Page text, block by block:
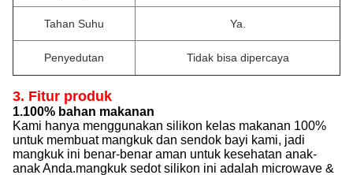
Tahan Suhu Ya.
Penyedutan Tidak bisa dipercaya
3. Fitur produk
1.100% bahan makanan
Kami hanya menggunakan silikon kelas makanan 100%
untuk membuat mangkuk dan sendok bayi kami, jadi
mangkuk ini benar-benar aman untuk kesehatan anak-
anak Anda.mangkuk sedot silikon ini adalah microwave &